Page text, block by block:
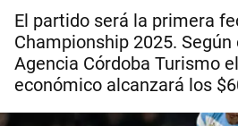
El partido será la primera
Championship 2025.
Agencia Córdoba Turismo
económico alcanzará los